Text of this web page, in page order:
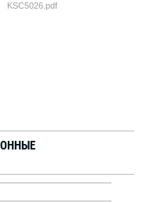
KSC5026.pdf